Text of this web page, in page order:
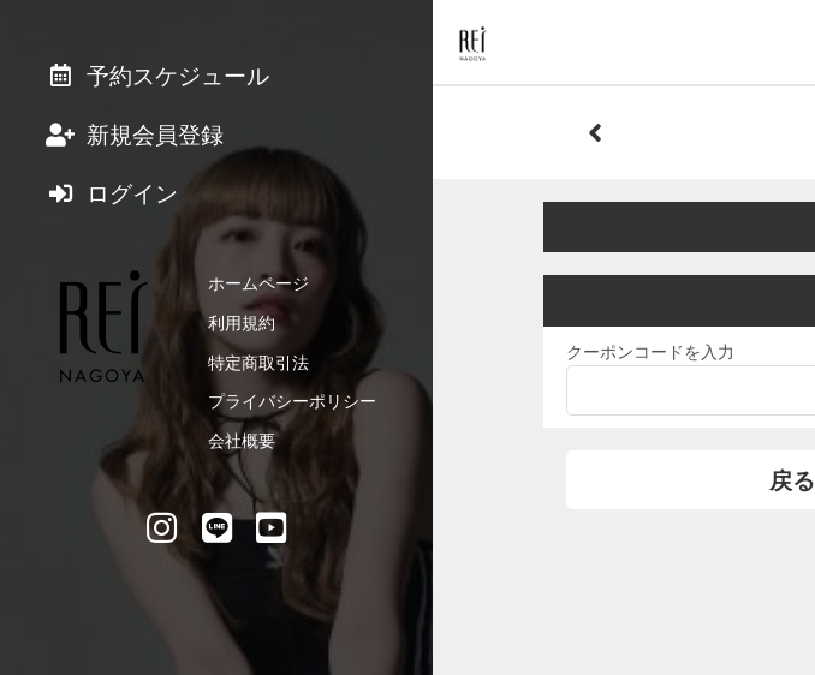
クーポンコードを入力
戻る
予約スケジュール
新規会員登録
ログイン
ホームページ
利用規約
特定商取引法
プライバシーポリシー
会社概要